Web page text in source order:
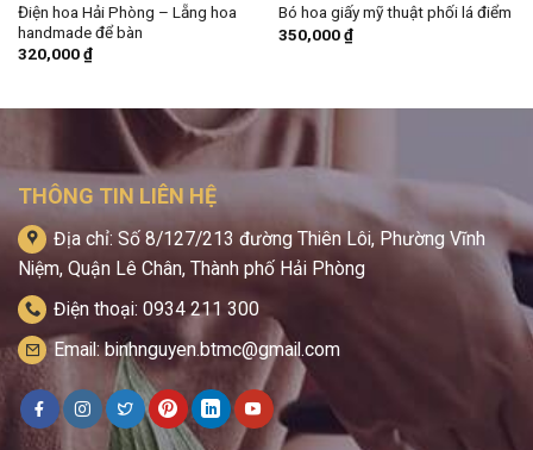
Điện hoa Hải Phòng – Lẵng hoa
handmade để bàn
320,000₫
Bó hoa giấy mỹ thuật phối lá điểm
350,000₫
THÔNG TIN LIÊN HỆ
Địa chỉ: Số 8/127/213 đường Thiên Lôi, Phường Vĩnh
Niệm, Quận Lê Chân, Thành phố Hải Phòng
Điện thoại: 0934 211 300
Email: binhnguyen.btmc@gmail.com